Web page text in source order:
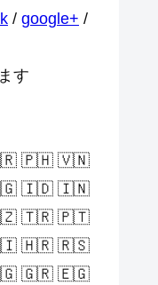
/ google+ /
す
🇵🇭 🇻🇳
🇮🇩 🇮🇳
🇹🇷 🇵🇹
🇭🇷 🇷🇸
🇬🇷 🇪🇬